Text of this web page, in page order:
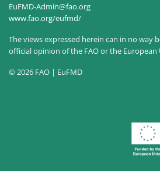
EuFMD-Admin@fao.org
www.fao.org/eufmd/
The views expressed herein can in no way
official opinion of the FAO or the European
© 2026 FAO | EuFMD